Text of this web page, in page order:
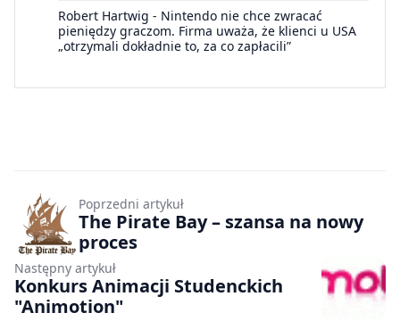
Robert Hartwig - Nintendo nie chce zwracać
pieniędzy graczom. Firma uważa, że klienci u USA
„otrzymali dokładnie to, za co zapłacili”
Poprzedni artykuł
The Pirate Bay – szansa na nowy
proces
Następny artykuł
Konkurs Animacji Studenckich
"Animotion"